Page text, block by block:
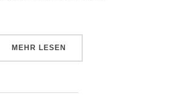
MEHR ÜBER „PR 172 | WE23“
LESEN